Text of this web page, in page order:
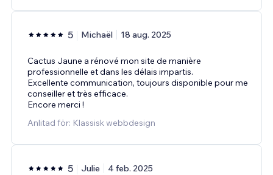
5 Michaël 18 aug. 2025
Cactus Jaune a rénové mon site de manière
professionnelle et dans les délais impartis.
Excellente communication, toujours disponible pour me
conseiller et très efficace.
Encore merci !
Anlitad för: Klassisk webbdesign
5 Julie 4 feb. 2025